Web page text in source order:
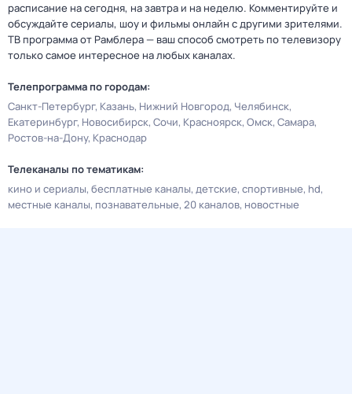
расписание на сегодня, на завтра и на неделю. Комментируйте и
обсуждайте сериалы, шоу и фильмы онлайн с другими зрителями.
ТВ программа от Рамблера — ваш способ смотреть по телевизору
только самое интересное на любых каналах.
Телепрограмма по городам:
Санкт-Петербург Казань Нижний Новгород Челябинск
Екатеринбург Новосибирск Сочи Красноярск Омск Самара
Ростов-на-Дону Краснодар
Телеканалы по тематикам:
кино и сериалы бесплатные каналы детские спортивные hd
местные каналы познавательные 20 каналов новостные